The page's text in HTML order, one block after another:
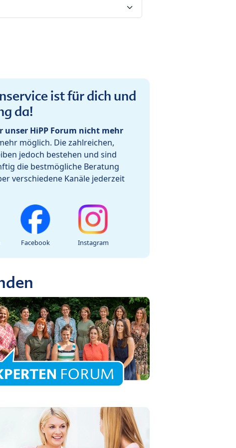
ist für dich und
da!
unser HiPP Forum nicht mehr
möglich. Die zahlreichen,
jedoch bestehen und sind
die bestmögliche Beratung
verschiedene Kanäle jederzeit
Facebook Instagram